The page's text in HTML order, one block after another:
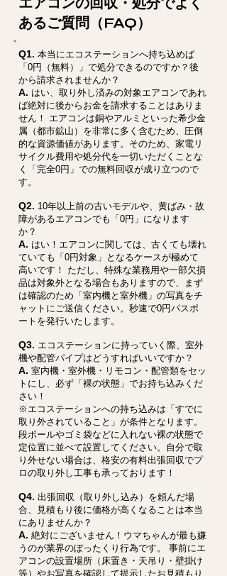
あるご質問（FAQ）
Q1. 本当にエコステーションへ持ち込めば
「0円（無料）」で処分できるのですか？後
から請求されませんか？
A. はい、取り外し済みの対象エアコンであれ
ば絶対に後からお金を請求することはありま
せん！ エアコンは銅やアルミといった希少金
属（都市鉱山）を非常に多く含むため、圧倒
的な資源価値があります。そのため、家電リ
サイクル費用や処分代を一切いただくことな
く「完全0円」での無料回収が成り立つので
す。
Q2. 10年以上前の古いモデルや、黄ばみ・故
障があるエアコンでも「0円」になります
か？
A. はい！エアコンに関しては、古くても壊れ
ていても「0円対象」となるケースが極めて
高いです！ ただし、特殊な業務用や一部欠損
品は対象外となる場合もありますので、まず
は確認のため「室内機と室外機」の写真をチ
ャットにご送信ください。秒速で0円パスポ
ートを発行いたします。
Q3. エコステーションに持っていく際、室外
機や配管パイプはどうすればいいですか？
A. 室内機・室外機・リモコン・配管類をセッ
トにし、必ず「裸の状態」でお持ち込みくだ
さい！
※エコステーションへの持ち込みは「すでに
取り外されていること」が条件となります。
段ボールやゴミ袋などに入れない裸の状態で
定位置に並べて設置してください。自分で取
り外せない場合は、格安の有料出張回収でプ
ロの取り外し工事も承っております！
Q4. 出張回収（取り外し込み）を頼んだ場
合、見積もり後に価格が高くなることは本当
にありませんか？
A. 絶対にございません！ウマちゃんが最も嫌
うのが業界のぼったくり行為です。 事前にエ
アコンの設置場所（床置き・天吊り・壁掛け
等）やお写真を確認して提示したお見積もり